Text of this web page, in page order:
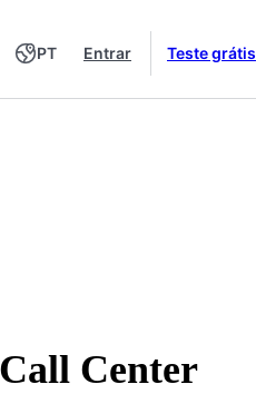
PT Entrar Teste grátis
Center